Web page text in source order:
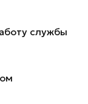
службы